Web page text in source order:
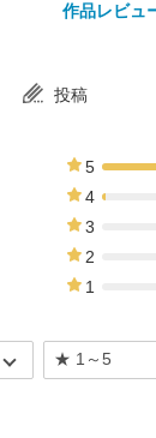
作品レビュ
投稿
5
4
3
2
1